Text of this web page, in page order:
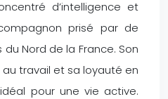
d’intelligence et
prisé par de
Nord de la France. Son
travail et sa loyauté en
pour une vie active.